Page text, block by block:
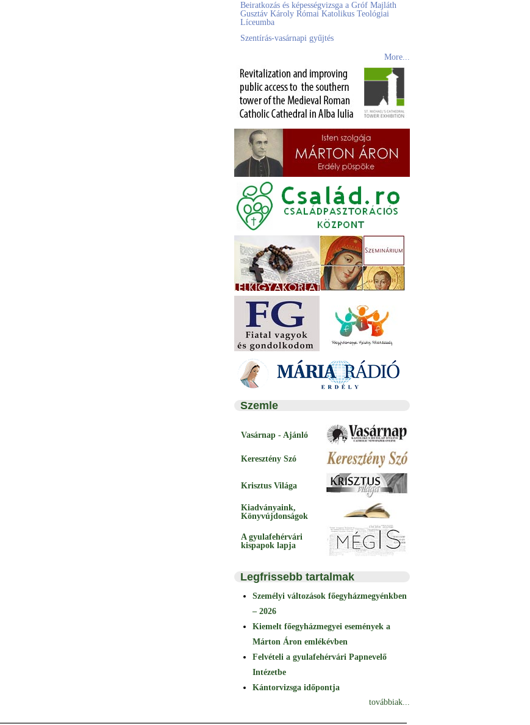
Beiratkozás és képességvizsga a Gróf Majláth
Gusztáv Károly Római Katolikus Teológiai
Líceumba
Szentírás-vasárnapi gyűjtés
More...
Szemle
Vasárnap - Ajánló
Keresztény Szó
Krisztus Világa
Kiadványaink,
Könyvújdonságok
A gyulafehérvári
kispapok lapja
Legfrissebb tartalmak
Személyi változások főegyházmegyénkben
– 2026
Kiemelt főegyházmegyei események a
Márton Áron emlékévben
Felvételi a gyulafehérvári Papnevelő
Intézetbe
Kántorvizsga időpontja
továbbiak...